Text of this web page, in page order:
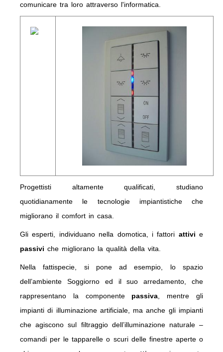
comunicare tra loro attraverso l'informatica.
Progettisti altamente qualificati, studiano
quotidianamente le tecnologie impiantistiche che
migliorano il comfort in casa.
Gli esperti, individuano nella domotica, i fattori attivi e
passivi che migliorano la qualità della vita.
Nella fattispecie, si pone ad esempio, lo spazio
dell’ambiente Soggiorno ed il suo arredamento, che
rappresentano la componente passiva , mentre gli
impianti di illuminazione artificiale, ma anche gli impianti
che agiscono sul filtraggio dell’illuminazione naturale –
comandi per le tapparelle o scuri delle finestre aperte o